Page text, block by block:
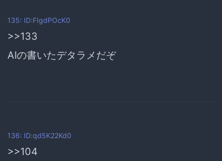
135: ID:FIgdPOcK0
>>133
AIの書いたデタラメだぞ
136: ID:qd5K22Kd0
>>104